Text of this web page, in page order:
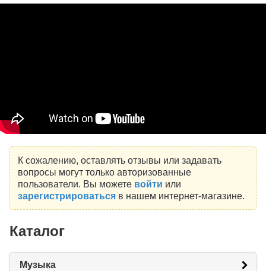
К сожалению, оставлять отзывы или задавать
вопросы могут только авторизованные
пользователи. Вы можете войти или
зарегистрироватьсяв нашем интернет-магазине.
Каталог
Музыка